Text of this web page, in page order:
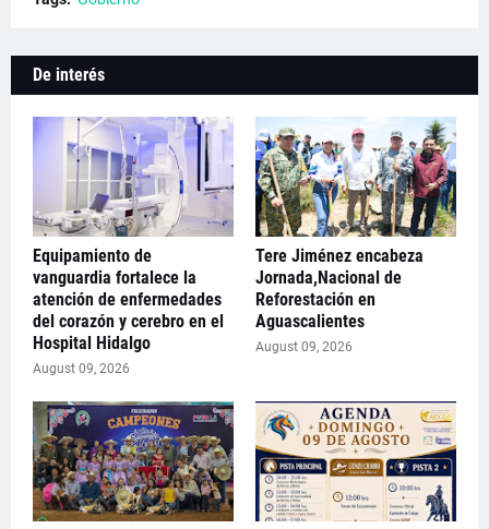
De interés
Equipamiento de
vanguardia fortalece la
atención de enfermedades
del corazón y cerebro en el
Hospital Hidalgo
August 09, 2026
Tere Jiménez encabeza
Jornada,Nacional de
Reforestación en
Aguascalientes
August 09, 2026